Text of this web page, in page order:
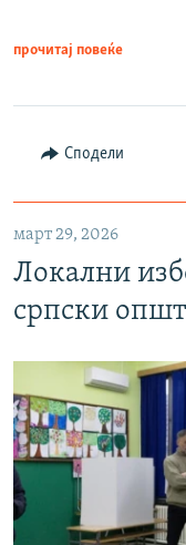
прочитај повеќе
Сподели
март 29, 2026
Локални
српски